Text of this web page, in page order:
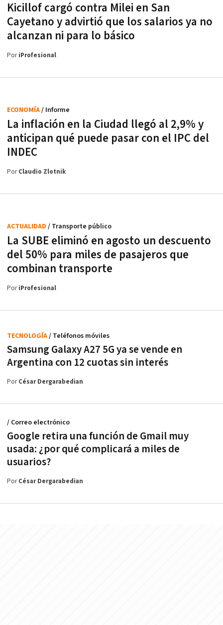
Kicillof cargó contra Milei en San
Cayetano y advirtió que los salarios ya no
alcanzan ni para lo básico
PoriProfesional
La inflación en la Ciudad llegó al 2,9% y
anticipan qué puede pasar con el IPC del
INDEC
ECONOMÍA/ Informe
PorClaudio Zlotnik
La SUBE eliminó en agosto un descuento
del 50% para miles de pasajeros que
combinan transporte
ACTUALIDAD / Transporte público
PoriProfesional
Samsung Galaxy A27 5G ya se vende en
Argentina con 12 cuotas sin interés
TECNOLOGÍA/ Teléfonos móviles
PorCésar Dergarabedian
Google retira una función de Gmail muy
usada: ¿por qué complicará a miles de
usuarios?
/ Correo electrónico
PorCésar Dergarabedian